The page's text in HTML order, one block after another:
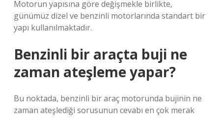
Motorun yapısına göre değişmekle birlikte,
günümüz dizel ve benzinli motorlarında standart bir
yapı kullanılmaktadır.
Benzinli bir araçta buji ne
zaman ateşleme yapar?
Bu noktada, benzinli bir araç motorunda bujinin ne
zaman ateşlediği sorusunun cevabı en çok merak